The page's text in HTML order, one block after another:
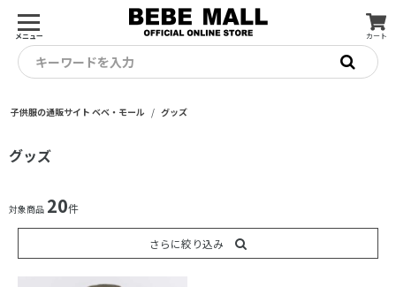
メニュー カート
キーワードを入力
子供服の通販サイト ベベ・モール グッズ
グッズ
対象商品 20件
さらに絞り込み